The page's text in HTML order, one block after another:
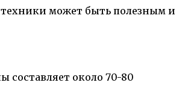
может быть полезным и
составляет около 70-80